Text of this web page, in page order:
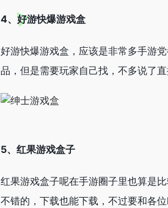
4、好游快爆游戏盒
好游快爆游戏盒，应该是非常多手游
品，但是需要玩家自己找，不多说了
5、 红果游戏盒子
红果游戏盒子呢在手游圈子里也算是
不错的，下载也能下载，不过要和各